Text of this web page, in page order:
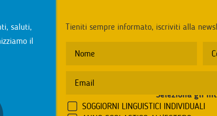
saluti,
il
Tieniti sempre informato, iscriviti alla
Seleziona gli
SOGGIORNI LINGUISTICI INDIVIDUALI